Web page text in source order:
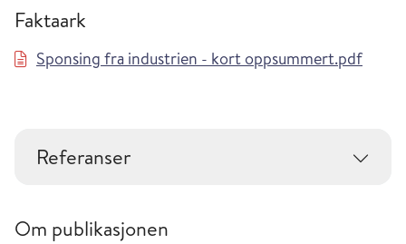
Faktaark
Sponsing fra industrien - kort oppsummert.pdf
Referanser
Om publikasjonen